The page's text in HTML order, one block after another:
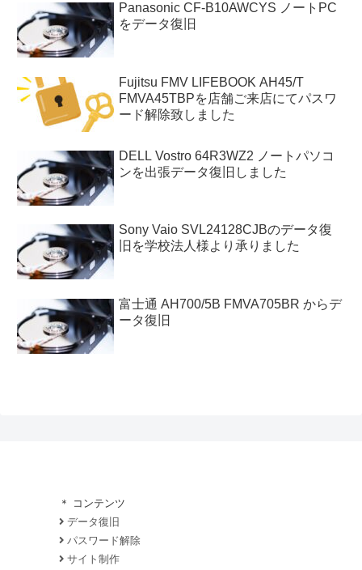
Panasonic CF-B10AWCYS ノートPC
をデータ復旧
Fujitsu FMV LIFEBOOK AH45/T
FMVA45TBPを店舗ご来店にてパスワ
ード解除致しました
DELL Vostro 64R3WZ2 ノートパソコ
ンを出張データ復旧しました
Sony Vaio SVL24128CJBのデータ復
旧を学校法人様より承りました
富士通 AH700/5B FMVA705BR からデ
ータ復旧
＊ コンテンツ
データ復旧
パスワード解除
サイト制作